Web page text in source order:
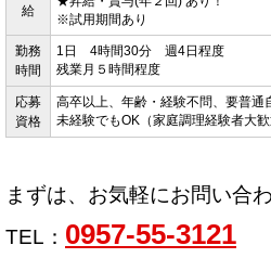
給
※試用期間あり
勤務
時間
1日 4時間30分 週4日程度
残業月５時間程度
応募
資格
高卒以上、 年齢・経験不問、 要普通
未経験でもOK（家庭調理経験者大歓
まずは、お気軽にお問い合
TEL： 0957-55-3121